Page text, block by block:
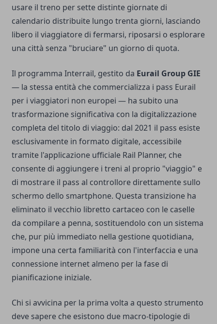
usare il treno per sette distinte giornate di
calendario distribuite lungo trenta giorni, lasciando
libero il viaggiatore di fermarsi, riposarsi o esplorare
una città senza "bruciare" un giorno di quota.
Il programma Interrail, gestito da Eurail Group GIE
— la stessa entità che commercializza i pass Eurail
per i viaggiatori non europei — ha subito una
trasformazione significativa con la digitalizzazione
completa del titolo di viaggio: dal 2021 il pass esiste
esclusivamente in formato digitale, accessibile
tramite l'applicazione ufficiale Rail Planner, che
consente di aggiungere i treni al proprio "viaggio" e
di mostrare il pass al controllore direttamente sullo
schermo dello smartphone. Questa transizione ha
eliminato il vecchio libretto cartaceo con le caselle
da compilare a penna, sostituendolo con un sistema
che, pur più immediato nella gestione quotidiana,
impone una certa familiarità con l'interfaccia e una
connessione internet almeno per la fase di
pianificazione iniziale.
Chi si avvicina per la prima volta a questo strumento
deve sapere che esistono due macro-tipologie di